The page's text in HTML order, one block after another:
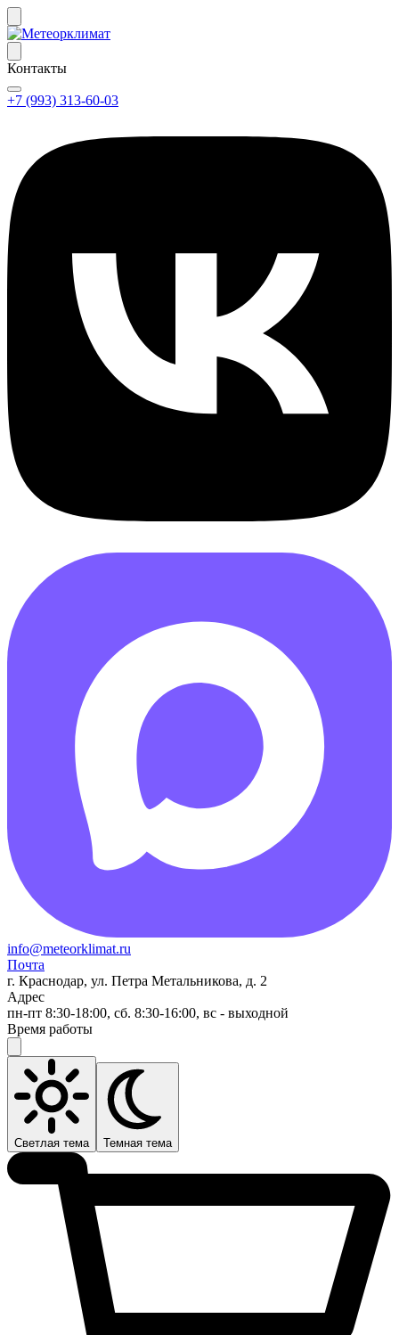
Контакты
+7 (993) 313-60-03
info@meteorklimat.ru
Почта
г. Краснодар, ул. Петра Метальникова, д. 2
Адрес
пн-пт 8:30-18:00, сб. 8:30-16:00, вс - выходной
Время работы
Светлая тема Темная тема